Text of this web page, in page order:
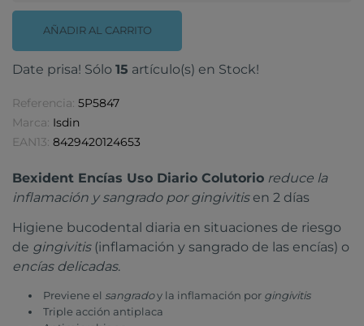
AÑADIR AL CARRITO
Date prisa! Sólo 15 artículo(s) en Stock!
Referencia: 5P5847
Marca: Isdin
EAN13: 8429420124653
Bexident Encías Uso Diario Colutorio reduce la
inflamación y sangrado por gingivitisen 2 días
Higiene bucodental diaria en situaciones de riesgo
de gingivitis(inflamación y sangrado de las encías) o
encías delicadas.
Previene el sangradoy la inflamación por gingivitis
Triple acción antiplaca